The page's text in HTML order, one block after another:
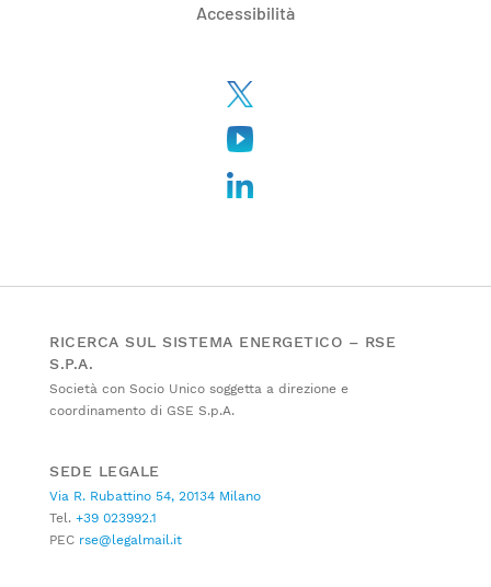
Accessibilità
RICERCA SUL SISTEMA ENERGETICO – RSE
S.P.A.
Società con Socio Unico soggetta a direzione e
coordinamento di GSE S.p.A.
SEDE LEGALE
Via R. Rubattino 54, 20134 Milano
Tel. +39 023992.1
PEC rse@legalmail.it